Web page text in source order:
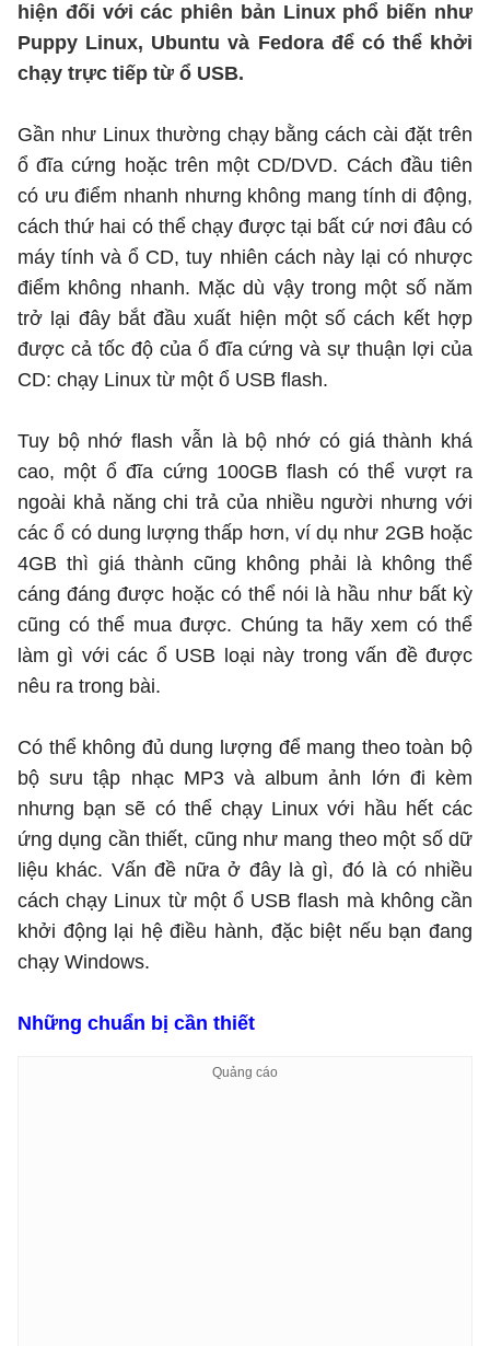
hiện đối với các phiên bản Linux phổ biến như
Puppy Linux, Ubuntu và Fedora để có thể khởi
chạy trực tiếp từ ổ USB.
Gần như Linux thường chạy bằng cách cài đặt trên
ổ đĩa cứng hoặc trên một CD/DVD. Cách đầu tiên
có ưu điểm nhanh nhưng không mang tính di động,
cách thứ hai có thể chạy được tại bất cứ nơi đâu có
máy tính và ổ CD, tuy nhiên cách này lại có nhược
điểm không nhanh. Mặc dù vậy trong một số năm
trở lại đây bắt đầu xuất hiện một số cách kết hợp
được cả tốc độ của ổ đĩa cứng và sự thuận lợi của
CD: chạy Linux từ một ổ USB flash.
Tuy bộ nhớ flash vẫn là bộ nhớ có giá thành khá
cao, một ổ đĩa cứng 100GB flash có thể vượt ra
ngoài khả năng chi trả của nhiều người nhưng với
các ổ có dung lượng thấp hơn, ví dụ như 2GB hoặc
4GB thì giá thành cũng không phải là không thể
cáng đáng được hoặc có thể nói là hầu như bất kỳ
cũng có thể mua được. Chúng ta hãy xem có thể
làm gì với các ổ USB loại này trong vấn đề được
nêu ra trong bài.
Có thể không đủ dung lượng để mang theo toàn bộ
bộ sưu tập nhạc MP3 và album ảnh lớn đi kèm
nhưng bạn sẽ có thể chạy Linux với hầu hết các
ứng dụng cần thiết, cũng như mang theo một số dữ
liệu khác. Vấn đề nữa ở đây là gì, đó là có nhiều
cách chạy Linux từ một ổ USB flash mà không cần
khởi động lại hệ điều hành, đặc biệt nếu bạn đang
chạy Windows.
Những chuẩn bị cần thiết